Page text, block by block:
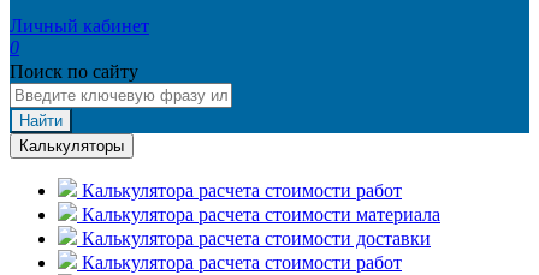
Личный кабинет
0
Поиск по сайту
Найти
Калькуляторы
Калькулятора расчета стоимости работ
Калькулятора расчета стоимости материала
Калькулятора расчета стоимости доставки
Калькулятора расчета стоимости работ